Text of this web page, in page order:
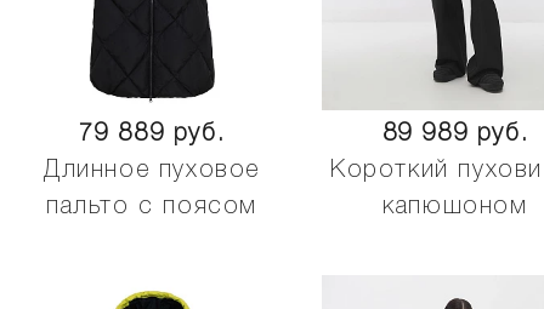
79 889 руб.
Длинное пуховое
пальто с поясом
89 989 руб.
Короткий
капюшоном